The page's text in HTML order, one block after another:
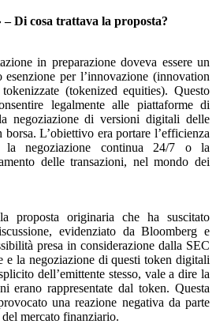
Di cosa trattava la proposta?
in preparazione doveva essere un
esenzione per l’innovazione (innovation
(tokenized equities). Questo
legalmente alle piattaforme di
negoziazione di versioni digitali delle
L’obiettivo era portare l’efficienza
la negoziazione continua 24/7 o la
delle transazioni, nel mondo dei
proposta originaria che ha suscitato
evidenziato da Bloomberg e
presa in considerazione dalla SEC
e la negoziazione di questi token digitali
dell’emittente stesso, vale a dire la
erano rappresentate dal token. Questa
una reazione negativa da parte
mercato finanziario.